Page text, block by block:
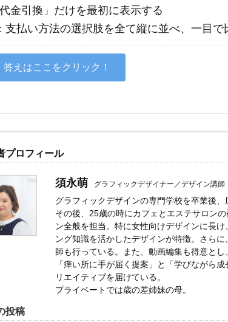
代金引換」だけを最初に表示する
支払い方法の選択肢を全て縦に並べ、一目で
答えはここをクリック！
プロフィール
須永萌 グラフィックデザイナー／デザイン講師
グラフィックデザインの専門学校を卒業後、
その後、25歳の時にカフェとエステサロン
ン全般を担当。特に女性向けデザインに長
ング知識を活かしたデザインが特徴。さら
師も行っている。また、動画編集も得意とし
「痒い所に手が届く提案」と「学びながら
リエイティブを届けている。
プライベートでは歳の差姉妹の母。
投稿